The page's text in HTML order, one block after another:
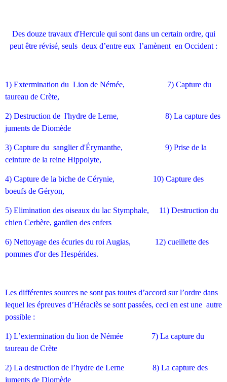
Des douze travaux d'Hercule qui sont dans un certain ordre, qui
peut être révisé, seuls deux d’entre eux l’amènent en Occident :
1) Extermination du Lion de Némée, 7) Capture du
taureau de Crète,
2) Destruction de l'hydre de Lerne, 8) La capture des
juments de Diomède
3) Capture du sanglier d'Érymanthe, 9) Prise de la
ceinture de la reine Hippolyte,
4) Capture de la biche de Cérynie, 10) Capture des
boeufs de Géryon,
5) Elimination des oiseaux du lac Stymphale, 11) Destruction du
chien Cerbère, gardien des enfers
6) Nettoyage des écuries du roi Augias, 12) cueillette des
pommes d'or des Hespérides.
Les différentes sources ne sont pas toutes d’accord sur l’ordre dans
lequel les épreuves d’Héraclès se sont passées, ceci en est une autre
possible :
1) L’extermination du lion de Némée 7) La capture du
taureau de Crète
2) La destruction de l’hydre de Lerne 8) La capture des
juments de Diomède